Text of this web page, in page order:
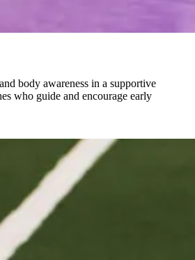
body awareness in a supportive
who guide and encourage early